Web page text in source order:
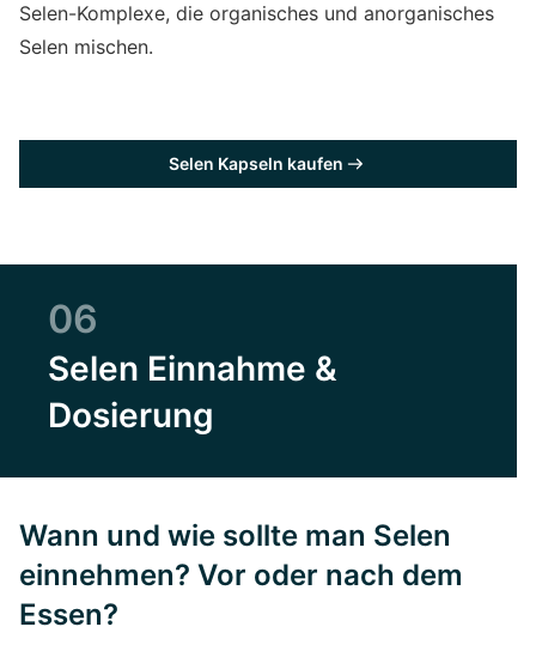
Selen-Komplexe, die organisches und anorganisches
Selen mischen.
Selen Kapseln kaufen
06
Selen Einnahme &
Dosierung
Wann und wie sollte man Selen
einnehmen? Vor oder nach dem
Essen?